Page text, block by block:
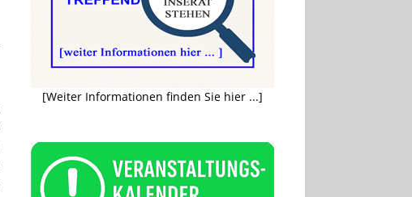
[Weiter Informationen finden Sie hier ...]